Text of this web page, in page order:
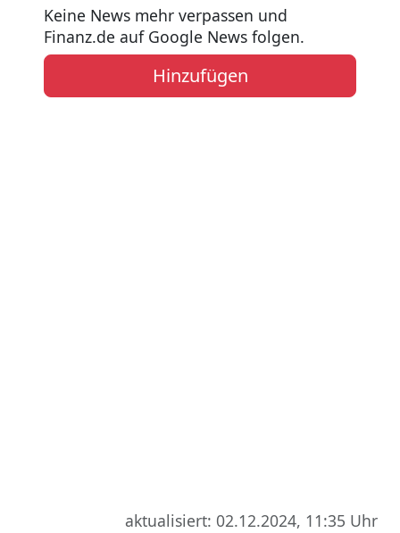
Keine News mehr verpassen und
Finanz.de auf Google News folgen.
Hinzufügen
aktualisiert: 02.12.2024, 11:35 Uhr